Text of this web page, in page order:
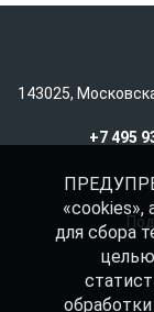
143025,
+7 495
для сбора